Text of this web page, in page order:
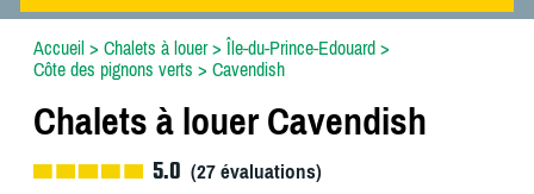
Accueil> Chalets à louer> Île-du-Prince-Edouard>
Côte des pignons verts > Cavendish
Chalets à louer Cavendish
5.0 (27évaluations)